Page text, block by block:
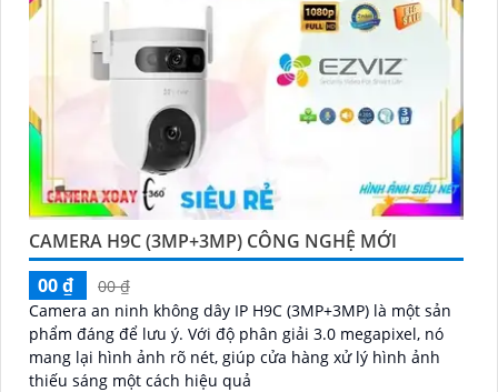
CAMERA H9C (3MP+3MP) CÔNG NGHỆ MỚI
00 ₫
00 ₫
Camera an ninh không dây IP H9C (3MP+3MP) là một sản
phẩm đáng để lưu ý. Với độ phân giải 3.0 megapixel, nó
mang lại hình ảnh rõ nét, giúp cửa hàng xử lý hình ảnh
thiếu sáng một cách hiệu quả